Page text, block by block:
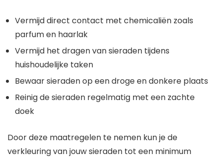
Vermijd direct contact met chemicaliën zoals
parfum en haarlak
Vermijd het dragen van sieraden tijdens
huishoudelijke taken
Bewaar sieraden op een droge en donkere plaats
Reinig de sieraden regelmatig met een zachte
doek
Door deze maatregelen te nemen kun je de
verkleuring van jouw sieraden tot een minimum